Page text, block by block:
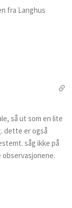
fra Langhus
så ut som en lite
dette er også
såg ikke på